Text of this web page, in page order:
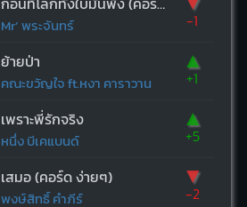
Mr’ พระจันทร์ -1
ย้ายป่า
คณะขวัญใจ ft.หงา คาราวาน
▲
+1
เพราะพี่รักจริง
หนึ่ง บีเคแบนด์
▲
+5
เสมอ (คอร์ด ง่ายๆ)
พงษ์สิทธิ์ คำภีร์
▼
-2